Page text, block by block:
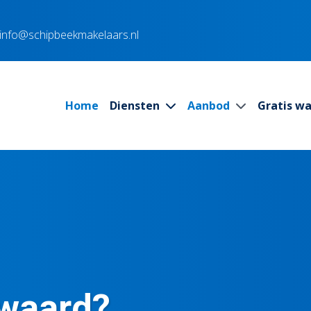
info@schipbeekmakelaars.nl
Home Diensten Aanbod Gratis